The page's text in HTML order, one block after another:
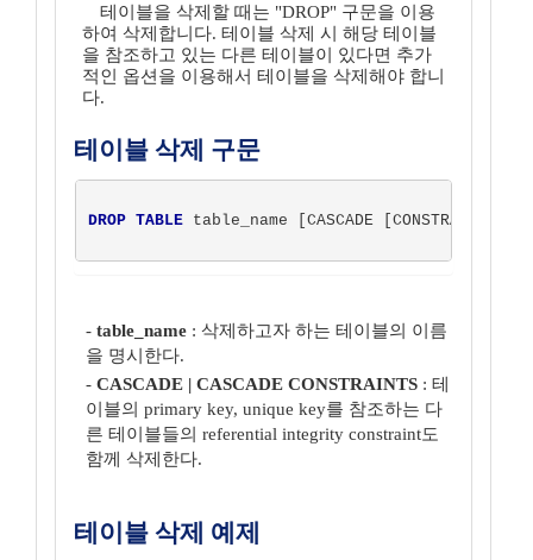
테이블을 삭제할 때는 "DROP" 구문을 이용
하여 삭제합니다. 테이블 삭제 시 해당 테이블
을 참조하고 있는 다른 테이블이 있다면 추가
적인 옵션을 이용해서 테이블을 삭제해야 합니
다.
테이블 삭제 구문
DROP TABLE table_name [CASCADE
- table_name : 삭제하고자 하는 테이블의 이름
을 명시한다.
- CASCADE | CASCADE CONSTRAINTS : 테
이블의 primary key, unique key를 참조하는 다
른 테이블들의 referential integrity constraint도
함께 삭제한다.
테이블 삭제 예제